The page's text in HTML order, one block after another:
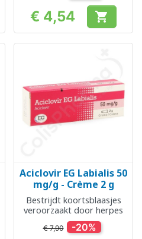
Prijs
€ 4,54 
Aciclovir EG Labialis 50
mg/g - Crème 2 g
Bestrijdt koortsblaasjes
veroorzaakt door herpes
€ 7,90 -20%